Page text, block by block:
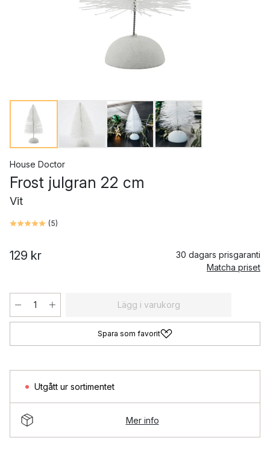
House Doctor
Frost julgran 22 cm
Vit
(5)
129 kr
30 dagars prisgaranti
Matcha priset
Lägg i varukorg
Spara som favorit
Utgått ur sortimentet
Mer info